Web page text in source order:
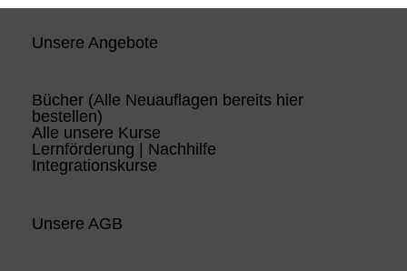
Unsere Angebote
Bücher (Alle Neuauflagen bereits hier
bestellen)
Alle unsere Kurse
Lernförderung | Nachhilfe
Integrationskurse
Unsere AGB